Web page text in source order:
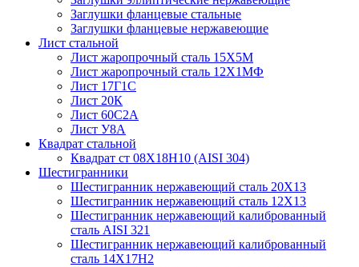
Заглушки фланцевые стальные
Заглушки фланцевые нержавеющие
Лист стальной
Лист жаропрочный сталь 15Х5М
Лист жаропрочный сталь 12Х1МФ
Лист 17Г1С
Лист 20К
Лист 60С2А
Лист У8А
Квадрат стальной
Квадрат ст 08Х18Н10 (AISI 304)
Шестигранники
Шестигранник нержавеющий сталь 20Х13
Шестигранник нержавеющий сталь 12Х13
Шестигранник нержавеющий калиброванный
сталь AISI 321
Шестигранник нержавеющий калиброванный
сталь 14Х17Н2